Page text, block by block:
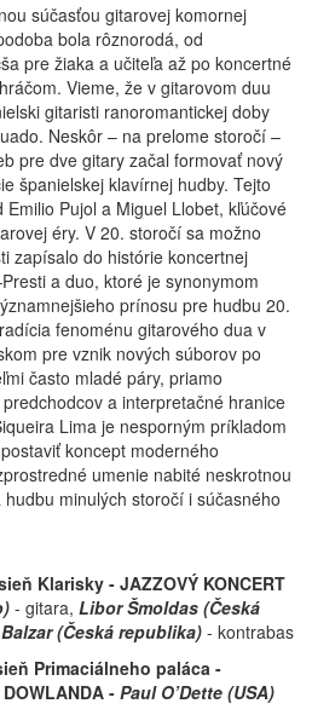
súčasťou gitarovej komornej
bola rôznorodá, od
pre žiaka a učiteľa až po koncertné
Vieme, že v gitarovom duu
gitaristi ranoromantickej doby
Neskôr – na prelome storočí –
pre dve gitary začal formovať nový
španielskej klavírnej hudby. Tejto
Pujol a Miguel Llobet, kľúčové
éry. V 20. storočí sa možno
zapísalo do histórie koncertnej
a duo, ktoré je synonymom
prínosu pre hudbu 20.
fenoménu gitarového dua v
pre vznik nových súborov po
často mladé páry, priamo
a interpretačné hranice
Lima je nesporným príkladom
koncept moderného
umenie nabité neskrotnou
minulých storočí i súčasného
Klarisky - JAZZOVÝ KONCERT
- gitara, Libor Šmoldas (Česká
(Česká republika) - kontrabas
Primaciálneho paláca -
- Paul O’Dette (USA)